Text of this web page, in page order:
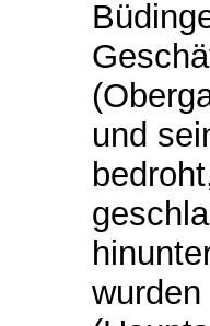
und